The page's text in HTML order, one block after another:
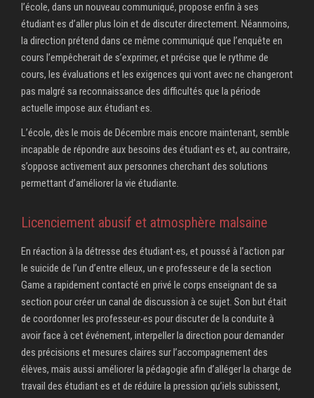
l’école, dans un nouveau communiqué, propose enfin à ses
étudiant·es d’aller plus loin et de discuter directement. Néanmoins,
la direction prétend dans ce même communiqué que l’enquête en
cours l’empêcherait de s’exprimer, et précise que le rythme de
cours, les évaluations et les exigences qui vont avec ne changeront
pas malgré sa reconnaissance des difficultés que la période
actuelle impose aux étudiant·es.
L’école, dès le mois de Décembre mais encore maintenant, semble
incapable de répondre aux besoins des étudiant·es et, au contraire,
s’oppose activement aux personnes cherchant des solutions
permettant d’améliorer la vie étudiante.
Licenciement abusif et atmosphère malsaine
En réaction à la détresse des étudiant‧es, et poussé à l’action par
le suicide de l’un d’entre elleux, un·e professeur·e de la section
Game a rapidement contacté en privé le corps enseignant de sa
section pour créer un canal de discussion à ce sujet. Son but était
de coordonner les professeur‧es pour discuter de la conduite à
avoir face à cet événement, interpeller la direction pour demander
des précisions et mesures claires sur l’accompagnement des
élèves, mais aussi améliorer la pédagogie afin d’alléger la charge de
travail des étudiant·es et de réduire la pression qu’iels subissent,